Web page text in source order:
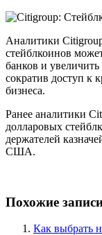
Аналитики
стейблкоинов
банков и
сократив доступ к
бизнеса.
Ранее аналитики
долларовых
держателей
США.
Похожие
Как выбрать